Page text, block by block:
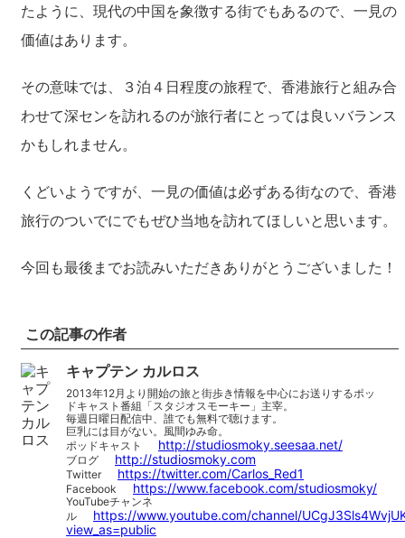
たように、現代の中国を象徴する街でもあるので、一見の
価値はあります。
その意味では、３泊４日程度の旅程で、香港旅行と組み合
わせて深センを訪れるのが旅行者にとっては良いバランス
かもしれません。
くどいようですが、一見の価値は必ずある街なので、香港
旅行のついでにでもぜひ当地を訪れてほしいと思います。
今回も最後までお読みいただきありがとうございました！
この記事の作者
キャプテン カルロス
2013年12月より開始の旅と街歩き情報を中心にお送りするポッ
ドキャスト番組「スタジオスモーキー」主宰。
毎週日曜日配信中、誰でも無料で聴けます。
巨乳には目がない。風間ゆみ命。
ポッドキャスト http://studiosmoky.seesaa.net/
ブログ http://studiosmoky.com
Twitter https://twitter.com/Carlos_Red1
Facebook https://www.facebook.com/studiosmoky/
YouTubeチャンネ
ル https://www.youtube.com/channel/
view_as=public